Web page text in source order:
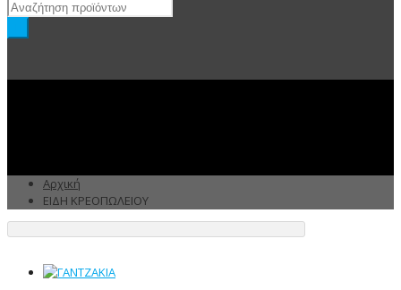
Αρχική
ΕΙΔΗ ΚΡΕΟΠΩΛΕΙΟΥ